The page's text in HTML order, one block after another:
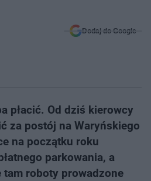
Dodaj do Google
płacić. Od dziś kierowcy
za postój na Waryńskiego
na początku roku
parkowania, a
tam roboty prowadzone